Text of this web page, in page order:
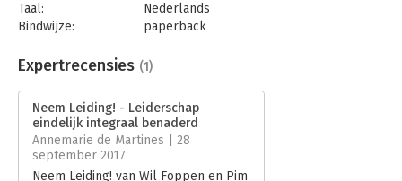
Taal:
Nederlands
Bindwijze:
paperback
Uitgever:
Cyclus/Garant
Verschijningsdatum:
12-4-2017
Hoofdrubriek: Leiderschap
Expertrecensies (1)
Neem Leiding! - Leiderschap
eindelijk integraal benaderd
Annemarie de Martines | 28
september 2017
Neem Leiding! van Wil Foppen en Pim